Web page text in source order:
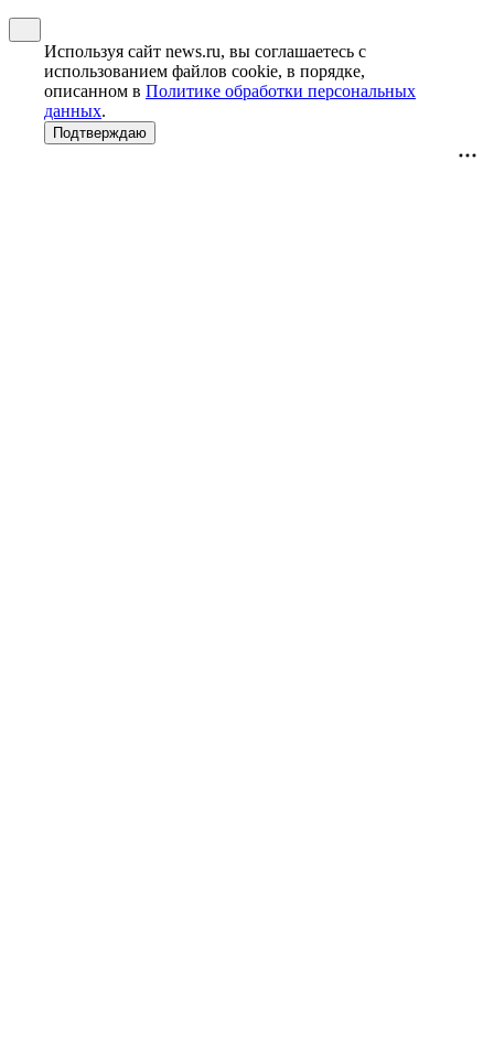
Используя сайт news.ru, вы соглашаетесь с
использованием файлов cookie, в порядке,
описанном в Политике обработки персональных
данных.
Подтверждаю